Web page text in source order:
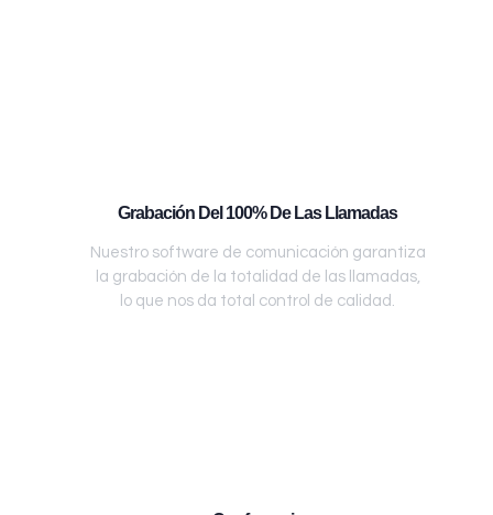
Grabación Del 100% De Las Llamadas
Nuestro software de comunicación garantiza
la grabación de la totalidad de las llamadas,
lo que nos da total control de calidad.